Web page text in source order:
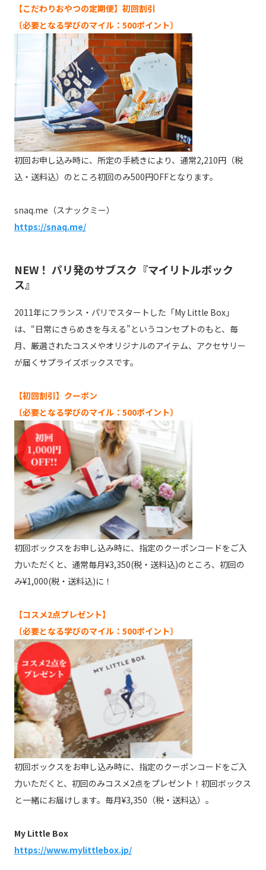
【こだわりおやつの定期便】初回割引
〔必要となる学びのマイル：500ポイント〕
初回お申し込み時に、所定の手続きにより、通常2,210円（税
込・送料込）のところ初回のみ500円OFFとなります。
snaq.me（スナックミー）
https://snaq.me/
NEW！ パリ発のサブスク『マイリトルボック
ス』
2011年にフランス・パリでスタートした「My Little Box」
は、“日常にきらめきを与える”というコンセプトのもと、毎
月、厳選されたコスメやオリジナルのアイテム、アクセサリー
が届くサプライズボックスです。
【初回割引】クーポン
〔必要となる学びのマイル：500ポイント〕
初回ボックスをお申し込み時に、指定のクーポンコードをご入
力いただくと、通常毎月¥3,350(税・送料込)のところ、初回の
み¥1,000(税・送料込)に！
【コスメ2点プレゼント】
〔必要となる学びのマイル：500ポイント〕
初回ボックスをお申し込み時に、指定のクーポンコードをご入
力いただくと、初回のみコスメ2点をプレゼント！初回ボックス
と一緒にお届けします。毎月¥3,350（税・送料込）。
My Little Box
https://www.mylittlebox.jp/